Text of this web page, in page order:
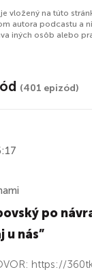
je vložený na túto
autora podcastu a
iných osôb alebo
(401 epizód)
po
u nás”
https://